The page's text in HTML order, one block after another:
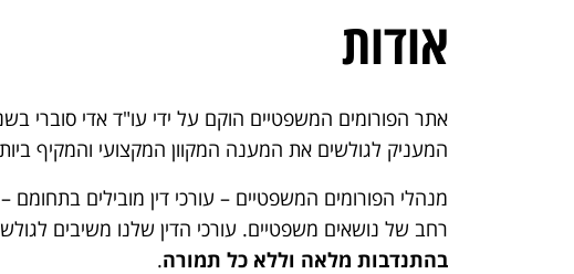
אודות
המעניק לגולשים את המענה המקוון המקצועי והמקיף
מנהלי הפורומים המשפטיים – עורכי דין מובילים בתחומם
רחב של נושאים משפטיים. עורכי הדין שלנו משיבים
בהתנדבות מלאה וללא כל תמורה.